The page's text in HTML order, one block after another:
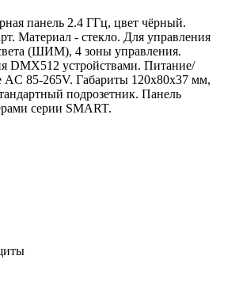
панель 2.4 ГГц, цвет чёрный.
Материал - стекло. Для управления
(ШИМ), 4 зоны управления.
DMX512 устройствами. Питание/
AC 85-265V. Габариты 120х80х37 мм,
подрозетник. Панель
серии SMART.